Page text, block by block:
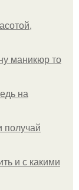
маникюр то
на
получай
и с какими